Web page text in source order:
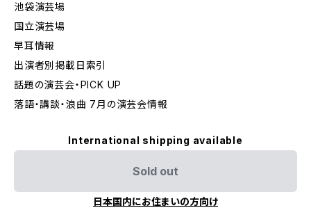
池袋演芸場
国立演芸場
早耳情報
出演者別掲載日索引
話題の演芸会・PICK UP
落語・講談・浪曲 7月の演芸会情報
International shipping available
Sold out
日本国内にお住まいの方向け